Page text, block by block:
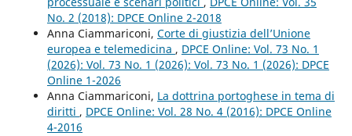
No. 2 (2018): DPCE Online 2-2018
Anna Ciammariconi, Corte di giustizia dell’Unione
europea e telemedicina , DPCE Online: Vol. 73 No. 1
(2026): Vol. 73 No. 1 (2026): Vol. 73 No. 1 (2026): DPCE
Online 1-2026
Anna Ciammariconi, La dottrina portoghese in tema di
diritti , DPCE Online: Vol. 28 No. 4 (2016): DPCE Online
4-2016